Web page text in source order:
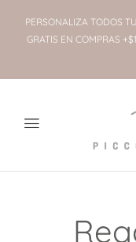
PERSONALIZA TODOS
GRATIS EN COMPRAS